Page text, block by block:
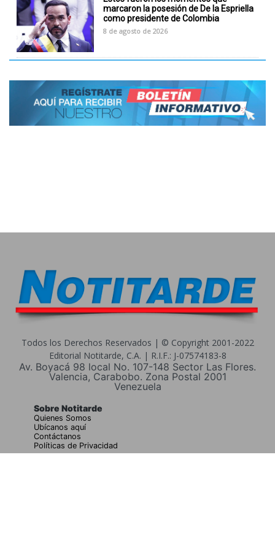
marcaron la posesión de De la Espriella
como presidente de Colombia
8 de agosto de 2026
Todos los Derechos Reservados | © Copyright 2001-2022
Editorial Notitarde, C.A. | R.I.F.: J-07574183-8
Av. Boyacá 98 local No. 107-148 Sector Las Flores.
Valencia, Carabobo. Zona Postal 2001
Venezuela
Sobre Notitarde
Quienes Somos
Ubícanos aquí
Contáctanos
Políticas de Privacidad